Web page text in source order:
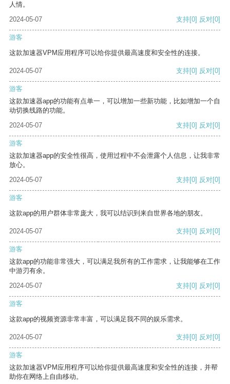
人情。
2024-05-07
支持[0] 反对[0]
游客
这款加速器VPM应用程序可以给你提供最高速度和安全性的连接。
2024-05-07 支持[0] 反对[0]
游客
这款加速器app的功能有点单一，可以增加一些新功能，比如增加一个自
动切换线路的功能。
2024-05-07
支持[0] 反对[0]
游客
这款加速器app的安全性很高，使用过程中不会泄露个人信息，让我非常
放心。
2024-05-07
支持[0] 反对[0]
游客
这款app的用户群体非常庞大，我可以结识到来自世界各地的朋友。
2024-05-07 支持[0] 反对[0]
游客
这款app的功能非常强大，可以满足我所有的工作需求，让我能够在工作
中游刃有余。
2024-05-07
支持[0] 反对[0]
游客
这款app的视频资源非常丰富，可以满足我不同的娱乐需求。
2024-05-07 支持[0] 反对[0]
游客
这款加速器VPM应用程序可以给你提供最高速度和安全性的连接，并帮
助你在网络上自由移动。